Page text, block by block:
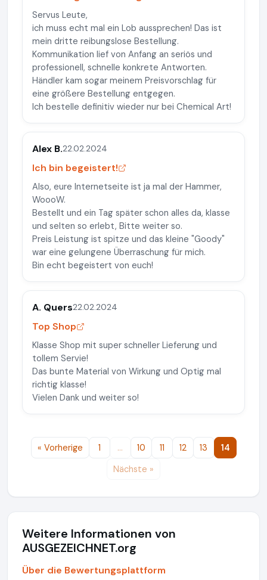
Servus Leute,
ich muss echt mal ein Lob aussprechen! Das ist
mein dritte reibungslose Bestellung.
Kommunikation lief von Anfang an seriös und
professionell, schnelle konkrete Antworten.
Händler kam sogar meinem Preisvorschlag für
eine größere Bestellung entgegen.
Ich bestelle definitiv wieder nur bei Chemical Art!
Alex B.22.02.2024
Ich bin begeistert!
Also, eure Internetseite ist ja mal der Hammer,
WoooW.
Bestellt und ein Tag später schon alles da, klasse
und selten so erlebt, Bitte weiter so.
Preis Leistung ist spitze und das kleine "Goody"
war eine gelungene Überraschung für mich.
Bin echt begeistert von euch!
A. Quers22.02.2024
Top Shop
Klasse Shop mit super schneller Lieferung und
tollem Servie!
Das bunte Material von Wirkung und Optig mal
richtig klasse!
Vielen Dank und weiter so!
« Vorherige 1 … 10 11 12 13
14
Nächste »
Weitere Informationen von
AUSGEZEICHNET.org
Über die Bewertungsplattform